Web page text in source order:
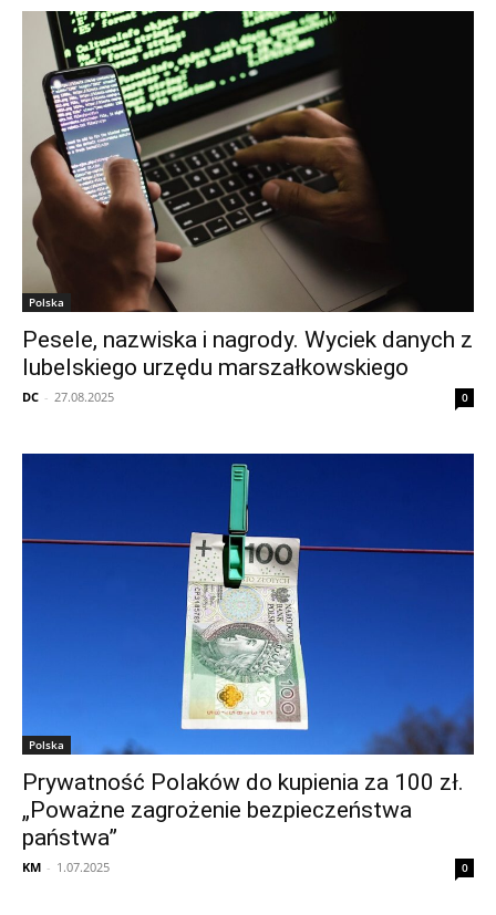
Polska
Pesele, nazwiska i nagrody. Wyciek danych z
lubelskiego urzędu marszałkowskiego
DC - 27.08.2025 0
Polska
Prywatność Polaków do kupienia za 100 zł.
„Poważne zagrożenie bezpieczeństwa
państwa”
KM - 1.07.2025 0